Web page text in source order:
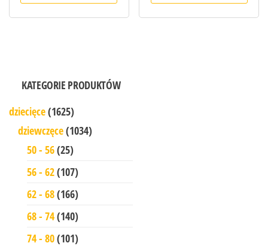
KATEGORIE PRODUKTÓW
dziecięce(1625)
dziewczęce(1034)
50 - 56(25)
56 - 62(107)
62 - 68(166)
68 - 74(140)
74 - 80(101)